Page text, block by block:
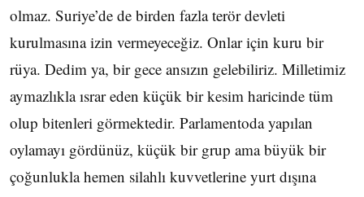
olmaz. Suriye’de de birden fazla terör devleti
kurulmasına izin vermeyeceğiz. Onlar için kuru bir
rüya. Dedim ya, bir gece ansızın gelebiliriz. Milletimiz
aymazlıkla ısrar eden küçük bir kesim haricinde tüm
olup bitenleri görmektedir. Parlamentoda yapılan
oylamayı gördünüz, küçük bir grup ama büyük bir
çoğunlukla hemen silahlı kuvvetlerine yurt dışına